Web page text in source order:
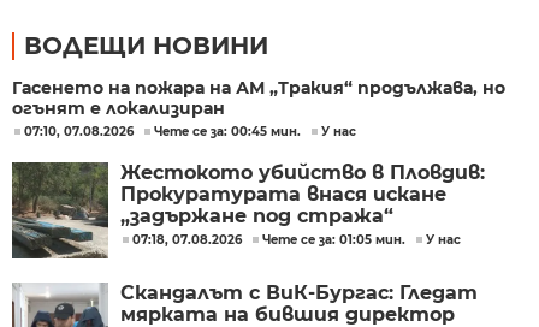
ВОДЕЩИ НОВИНИ
Гасенето на пожара на АМ „Тракия“ продължава, но
огънят е локализиран
07:10, 07.08.2026 Чете се за: 00:45 мин. У нас
Жестокото убийство в Пловдив:
Прокуратурата внася искане
„задържане под стража“
07:18, 07.08.2026 Чете се за: 01:05 мин. У нас
Скандалът с ВиК-Бургас: Гледат
мярката на бившия директор